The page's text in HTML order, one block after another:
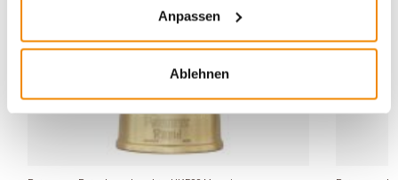
Anpassen
Ablehnen
Produkt ansehen